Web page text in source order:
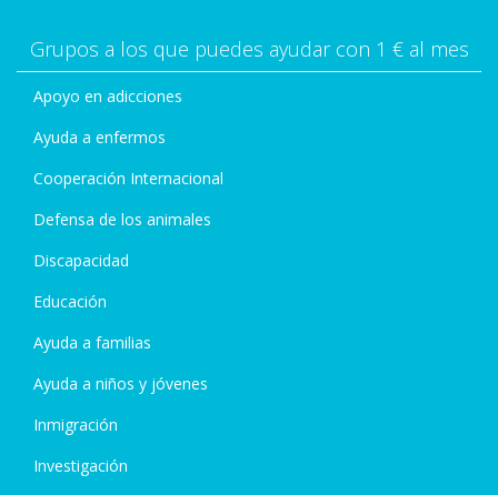
Grupos a los que puedes ayudar con 1 € al mes
Apoyo en adicciones
Ayuda a enfermos
Cooperación Internacional
Defensa de los animales
Discapacidad
Educación
Ayuda a familias
Ayuda a niños y jóvenes
Inmigración
Investigación